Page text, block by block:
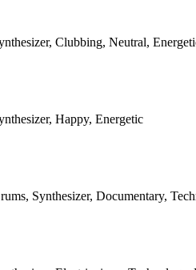
Clubbing, Neutral,
Happy, Energetic
Synthesizer, Documentary,